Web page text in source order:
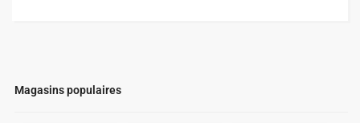
Magasins populaires